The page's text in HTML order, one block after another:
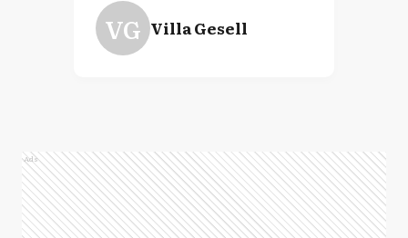
VG Villa Gesell
Ads